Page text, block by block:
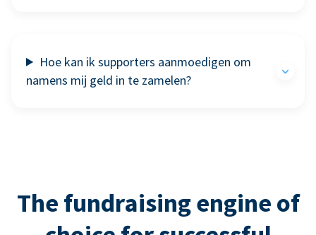
Hoe kan ik supporters aanmoedigen om
namens mij geld in te zamelen?
The fundraising engine of